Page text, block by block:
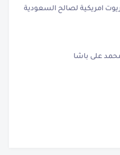
امريكية لصالح السعودية
على باشا